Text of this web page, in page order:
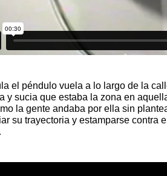
el péndulo vuela a lo largo de la
y sucia que estaba la zona en
la gente andaba por ella sin
su trayectoria y estamparse contra